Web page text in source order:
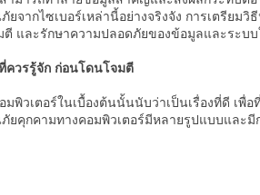
จากไซเบอร์เหล่านี้อย่างจริงจัง การเตรียม
ตี และรักษาความปลอดภัยของข้อมูลและระบ
ควรรู้จัก ก่อนโดนโจมตี
พิวเตอร์ในเบื้องต้นนั้นนับว่าเป็นเรื่องที่ดี เพื่อ
คุกคามทางคอมพิวเตอร์มีหลายรูปแบบและ